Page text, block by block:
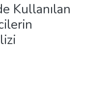
Kullanılan